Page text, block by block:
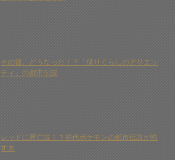
その後、どうなった！？「借りぐらしのアリエッ
ティ」の都市伝説
レッドに死亡説！？初代ポケモンの都市伝説が怖
すぎ